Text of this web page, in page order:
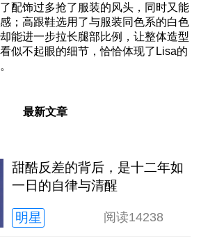
配饰过多抢了服装的风头，同时又能
；高跟鞋选用了与服装同色系的白色
能进一步拉长腿部比例，让整体造型
似不起眼的细节，恰恰体现了Lisa的
最新文章
甜酷反差的背后，是十二年如
一日的自律与清醒
明星 阅读14238